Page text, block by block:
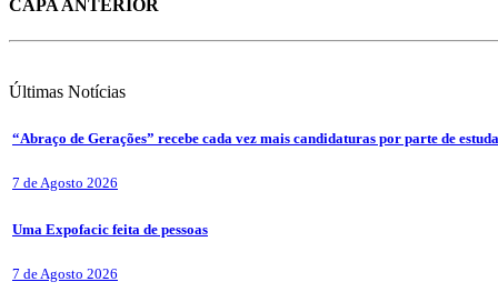
CAPA ANTERIOR
Últimas Notícias
“Abraço de Gerações” recebe cada vez mais candidaturas por parte de
7 de Agosto 2026
Uma Expofacic feita de pessoas
7 de Agosto 2026